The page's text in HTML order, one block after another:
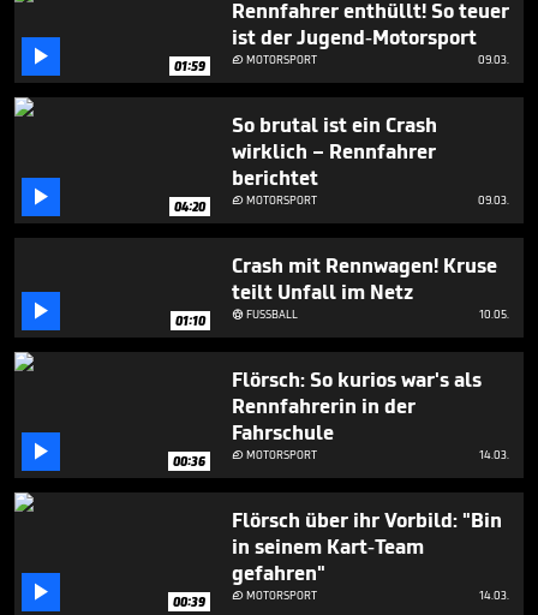
seconds
 01:59
Rennfahrer enthüllt! So teuer
ist der Jugend-Motorsport
MOTORSPORT 09.03.
 04:20
So brutal ist ein Crash
wirklich – Rennfahrer
berichtet
MOTORSPORT 09.03.
 01:10
Crash mit Rennwagen! Kruse
teilt Unfall im Netz
FUSSBALL 10.05.
 00:36
Flörsch: So kurios war's als
Rennfahrerin in der
Fahrschule
MOTORSPORT 14.03.
 00:39
Flörsch über ihr Vorbild: "Bin
in seinem Kart-Team
gefahren"
MOTORSPORT 14.03.